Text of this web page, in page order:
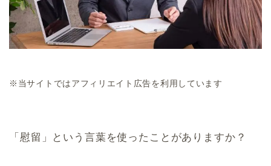
※当サイトではアフィリエイト広告を利用しています
「慰留」という言葉を使ったことがありますか？